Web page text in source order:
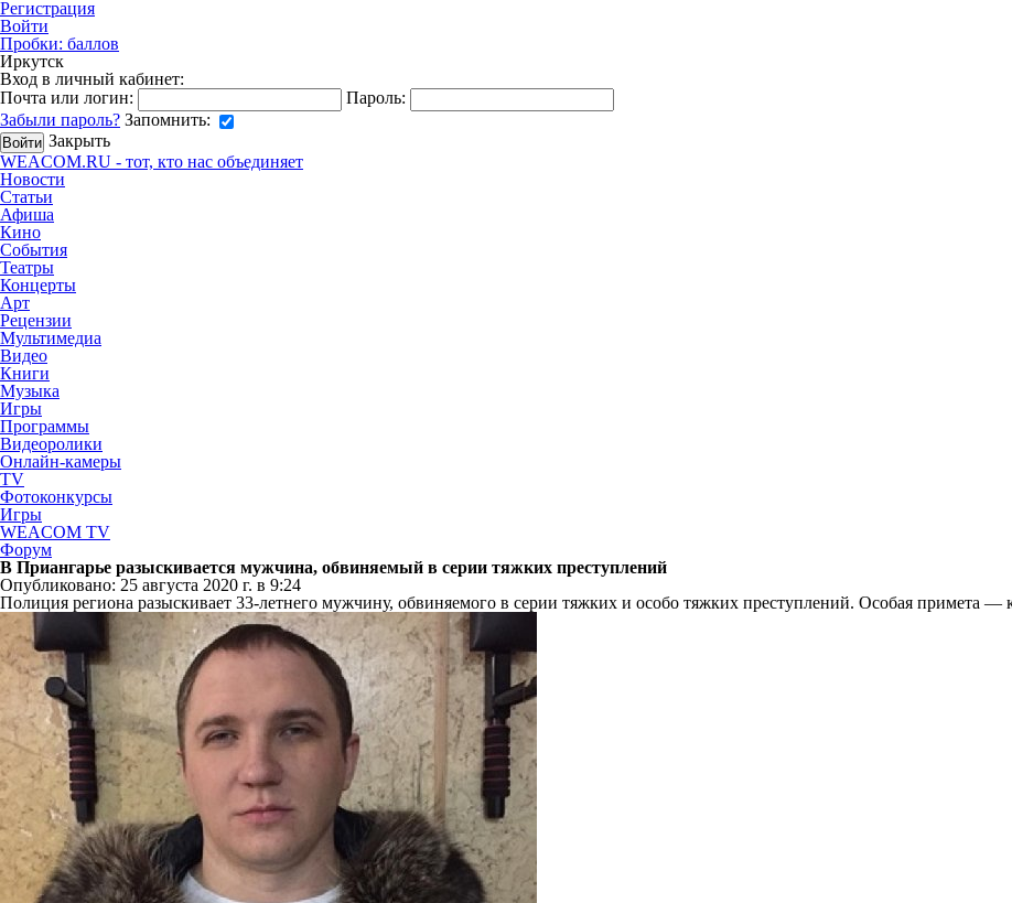
Регистрация
Войти
Пробки: баллов
Иркутск
Вход в личный кабинет:
Почта или логин:
Пароль:
Забыли пароль? Запомнить:
Закрыть
WEACOM.RU - тот, кто нас объединяет
Новости
Статьи
Афиша
Кино
События
Театры
Концерты
Арт
Рецензии
Мультимедиа
Видео
Книги
Музыка
Игры
Программы
Видеоролики
Онлайн-камеры
TV
Фотоконкурсы
Игры
WEACOM TV
Форум
В Приангарье разыскивается мужчина, обвиняемый в серии тяжких преступлений
Опубликовано: 25 августа 2020 г. в 9:24
Полиция региона разыскивает 33-летнего мужчину, обвиняемого в серии тяжких и особо тяжких преступлений. Особая примета —